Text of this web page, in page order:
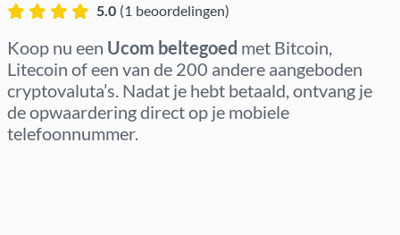
5.0 (1 beoordelingen)
Koop nu een Ucom beltegoed met Bitcoin,
Litecoin of een van de 200 andere aangeboden
cryptovaluta’s. Nadat je hebt betaald, ontvang je
de opwaardering direct op je mobiele
telefoonnummer.